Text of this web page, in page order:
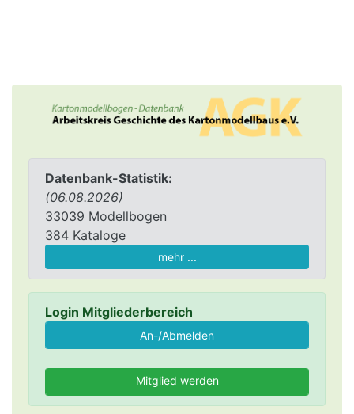
Datenbank-Statistik:
(06.08.2026)
33039 Modellbogen
384 Kataloge
mehr ...
Login Mitgliederbereich
Mitglied werden